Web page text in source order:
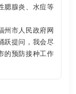
腮腺炎、水痘等
市人民政府网
跃提问，我会尽
的预防接种工作